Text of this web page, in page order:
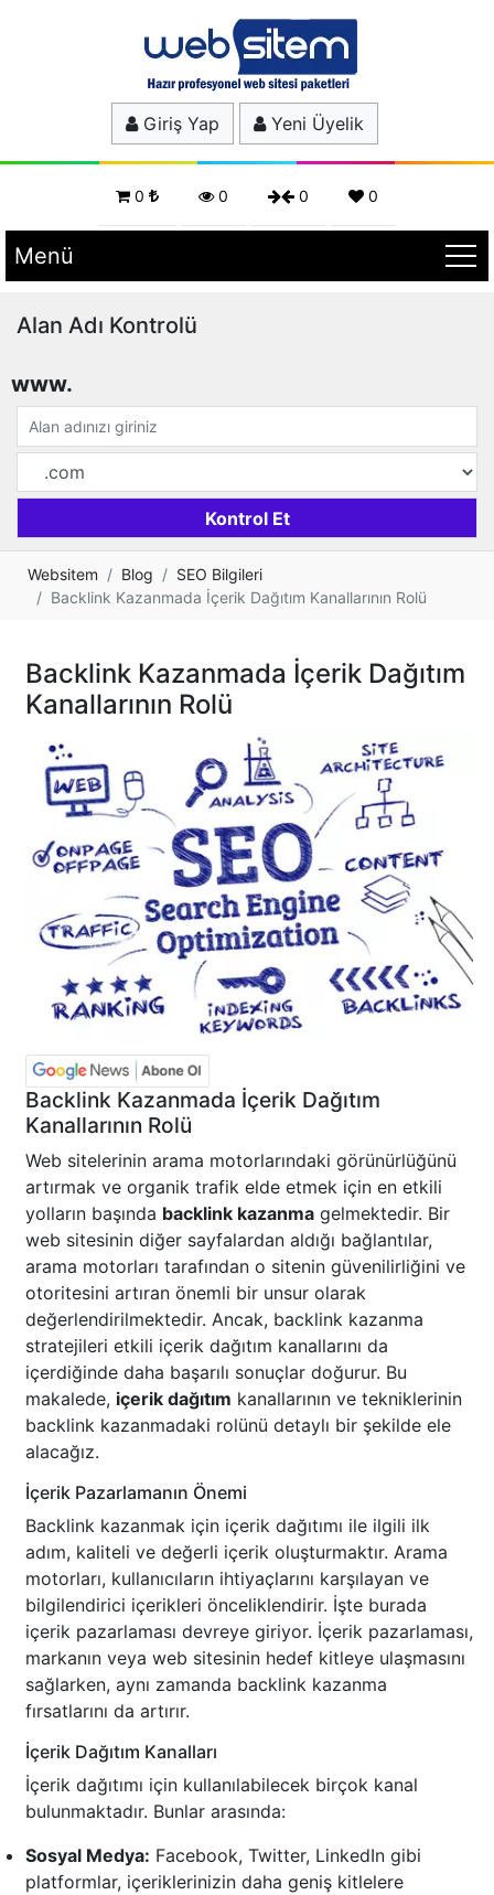
Giriş Yap Yeni Üyelik
0 0 0 0
Menü
Alan Adı Kontrolü
www.
Websitem Blog
SEO Bilgileri
Backlink Kazanmada İçerik Dağıtım Kanallarının Rolü
Backlink Kazanmada İçerik Dağıtım
Kanallarının Rolü
Backlink Kazanmada İçerik Dağıtım
Kanallarının Rolü
Web sitelerinin arama motorlarındaki görünürlüğünü
artırmak ve organik trafik elde etmek için en etkili
yolların başında backlink kazanma gelmektedir. Bir
web sitesinin diğer sayfalardan aldığı bağlantılar,
arama motorları tarafından o sitenin güvenilirliğini ve
otoritesini artıran önemli bir unsur olarak
değerlendirilmektedir. Ancak, backlink kazanma
stratejileri etkili içerik dağıtım kanallarını da
içerdiğinde daha başarılı sonuçlar doğurur. Bu
makalede, içerik dağıtım kanallarının ve tekniklerinin
backlink kazanmadaki rolünü detaylı bir şekilde ele
alacağız.
İçerik Pazarlamanın Önemi
Backlink kazanmak için içerik dağıtımı ile ilgili ilk
adım, kaliteli ve değerli içerik oluşturmaktır. Arama
motorları, kullanıcıların ihtiyaçlarını karşılayan ve
bilgilendirici içerikleri önceliklendirir. İşte burada
içerik pazarlaması devreye giriyor. İçerik pazarlaması,
markanın veya web sitesinin hedef kitleye ulaşmasını
sağlarken, aynı zamanda backlink kazanma
fırsatlarını da artırır.
İçerik Dağıtım Kanalları
İçerik dağıtımı için kullanılabilecek birçok kanal
bulunmaktadır. Bunlar arasında:
Sosyal Medya: Facebook, Twitter, LinkedIn gibi
platformlar, içeriklerinizin daha geniş kitlelere